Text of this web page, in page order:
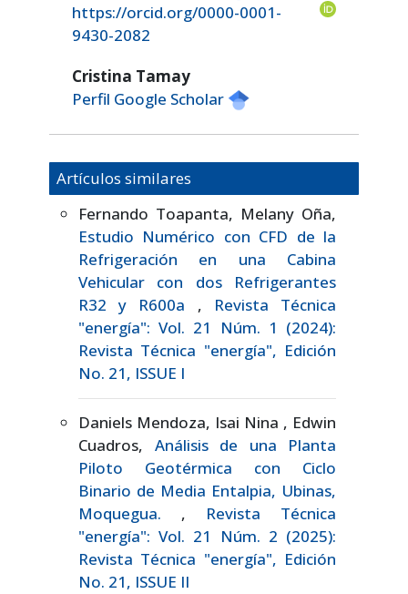
https://orcid.org/0000-0001-
9430-2082
Cristina Tamay
Perfil Google Scholar
Artículos similares
Fernando Toapanta, Melany Oña,
Estudio Numérico con CFD de la
Refrigeración en una Cabina
Vehicular con dos Refrigerantes
R32 y R600a , Revista Técnica
"energía": Vol. 21 Núm. 1 (2024):
Revista Técnica "energía", Edición
No. 21, ISSUE I
Daniels Mendoza, Isai Nina , Edwin
Cuadros, Análisis de una Planta
Piloto Geotérmica con Ciclo
Binario de Media Entalpia, Ubinas,
Moquegua. , Revista Técnica
"energía": Vol. 21 Núm. 2 (2025):
Revista Técnica "energía", Edición
No. 21, ISSUE II